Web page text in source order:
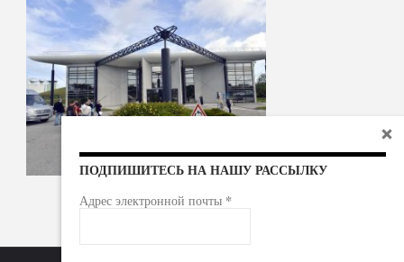
ПОДПИШИТЕСЬ НА НАШУ РАССЫЛКУ
Адрес электронной почты *